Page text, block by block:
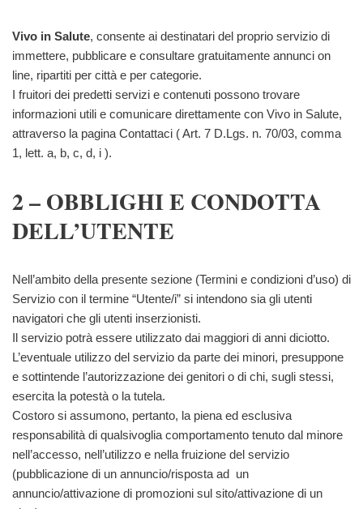
Vivo in Salute, consente ai destinatari del proprio servizio di
immettere, pubblicare e consultare gratuitamente annunci o­n
line, ripartiti per città e per categorie.
I fruitori dei predetti servizi e contenuti possono trovare
informazioni utili e comunicare direttamente con Vivo in Salute,
attraverso la pagina Contattaci ( Art. 7 D.Lgs. n. 70/03, comma
1, lett. a, b, c, d, i ).
2 – OBBLIGHI E CONDOTTA
DELL’UTENTE
Nell’ambito della presente sezione (Termini e condizioni d’uso) di
Servizio con il termine “Utente/i” si intendono sia gli utenti
navigatori che gli utenti inserzionisti.
Il servizio potrà essere utilizzato dai maggiori di anni diciotto.
L’eventuale utilizzo del servizio da parte dei minori, presuppone
e sottintende l’autorizzazione dei genitori o di chi, sugli stessi,
esercita la potestà o la tutela.
Costoro si assumono, pertanto, la piena ed esclusiva
responsabilità di qualsivoglia comportamento tenuto dal minore
nell’accesso, nell’utilizzo e nella fruizione del servizio
(pubblicazione di un annuncio/risposta ad un
annuncio/attivazione di promozioni sul sito/attivazione di un